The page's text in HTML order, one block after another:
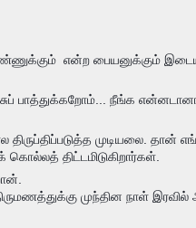
என்ற பையனுக்கும்
பாத்துக்கறோம்... நீங்க
முடியலை. தான்
திட்டமிடுகிறார்கள்.
முந்தின நாள்